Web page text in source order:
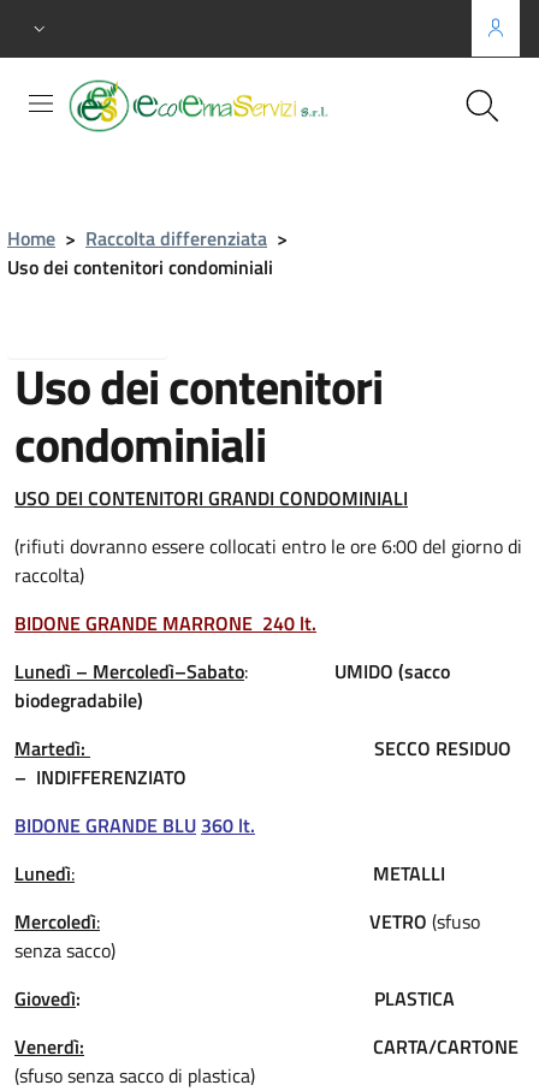
Home > Raccolta differenziata >
Uso dei contenitori condominiali
Uso dei contenitori
condominiali
USO DEI CONTENITORI GRANDI CONDOMINIALI
(rifiuti dovranno essere collocati entro le ore 6:00 del giorno di
raccolta)
BIDONE GRANDE MARRONE 240 lt.
Lunedì – Mercoledì–Sabato: UMIDO (sacco
biodegradabile)
Martedì:
SECCO RESIDUO
– INDIFFERENZIATO
BIDONE GRANDE BLU 360 lt.
Lunedì:
METALLI
Mercoledì: VETRO (sfuso
senza sacco)
Giovedì:
PLASTICA
Venerdì:
CARTA/CARTONE
(sfuso senza sacco di plastica)